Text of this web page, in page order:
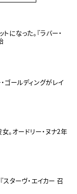
になった。『ラバー・
ゴールディングがレイ
。オードリー・ヌナ2年
スターヴ・エイカー 召